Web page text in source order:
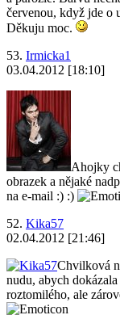
červenou, když jde o
Děkuju moc.
53. Irmicka1
03.04.2012 [18:10]
Ahojky
obrazek a nějaké
na e-mail :) :)
52. Kika57
02.04.2012 [21:46]
Chvilková
nudu, abych
roztomilého, ale